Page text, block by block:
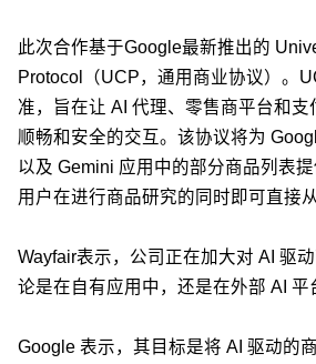
此次合作基于Google最新推出的
Protocol（UCP，通用商业协议）。
准，旨在让 AI 代理、零售商平台和支
顺畅和安全的交互。该协议将为
以及 Gemini 应用中的部分商品列表
用户在进行商品研究的同时即可直接
Wayfair表示，公司正在加大对 AI 驱
论是在自有应用中，还是在外部 AI 平
Google 表示，其目标是将 AI 驱动的